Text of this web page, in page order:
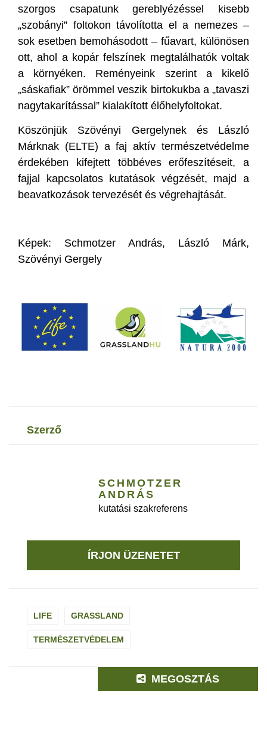
szorgos csapatunk gereblyézéssel kisebb
„szobányi” foltokon távolította el a nemezes –
sok esetben bemohásodott – fűavart, különösen
ott, ahol a kopár felszínek megtalálhatók voltak
a környéken. Reményeink szerint a kikelő
„sáskafiak” örömmel veszik birtokukba a „tavaszi
nagytakarítással” kialakított élőhelyfoltokat.
Köszönjük Szövényi Gergelynek és László
Márknak (ELTE) a faj aktív természetvédelme
érdekében kifejtett többéves erőfeszítéseit, a
fajjal kapcsolatos kutatások végzését, majd a
beavatkozások tervezését és végrehajtását.
Képek: Schmotzer András, László Márk,
Szövényi Gergely
szerző
SCHMOTZER
ANDRÁS
kutatási szakreferens
ÍRJON ÜZENETET
LIFE GRASSLAND
TERMÉSZETVÉDELEM
MEGOSZTÁS